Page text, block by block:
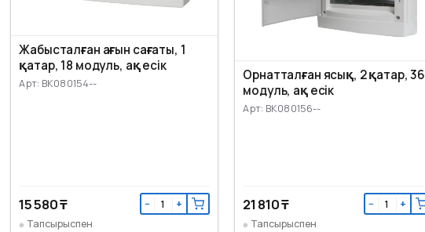
Жабысталған ағын сағаты, 1
қатар, 18 модуль, ақ есік
Арт: BK080154--
15 580 ₸ − +
Тапсырыспен
Орнатталған ясық, 2 қатар, 36
модуль, ақ есік
Арт: BK080156--
21 810 ₸ − +
Тапсырыспен